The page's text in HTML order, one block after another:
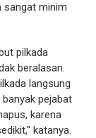
sangat minim
pilkada
beralasan.
langsung
pejabat
karena
katanya.